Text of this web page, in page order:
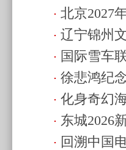
生态
北京2027
集活动走
辽宁锦州
国际雪车
(2026.1.12
徐悲鸿纪
(2026.1.2
化身奇幻
20:13)
东城2026
(2025.12.30
回溯中国